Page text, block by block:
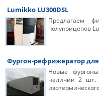
Lumikko LU300DSL
Предлагаем
полуприцепов
Фургон-рефрижератор
Новые
наличии 2 шт.